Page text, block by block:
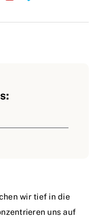
wir tief in die
uns auf